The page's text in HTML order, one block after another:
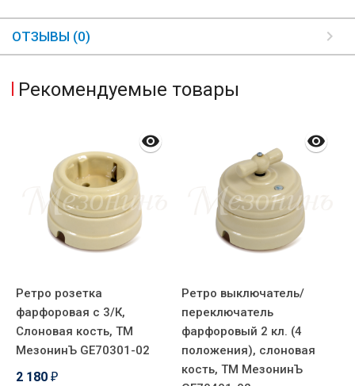
ОТЗЫВЫ (0)
Рекомендуемые товары
Ретро розетка
фарфоровая с 3/К,
Слоновая кость, ТМ
МезонинЪ GE70301-02
2 180 ₽
Ретро выключатель/
переключатель
фарфоровый 2 кл. (4
положения), слоновая
кость, ТМ МезонинЪ